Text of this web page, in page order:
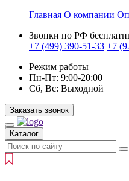
Главная О компании
Звонки по РФ
+7 (499) 390-51-33 +7
Режим работы
Пн-Пт: 9:00-20:00
Сб, Вс: Выходной
Заказать звонок
Каталог